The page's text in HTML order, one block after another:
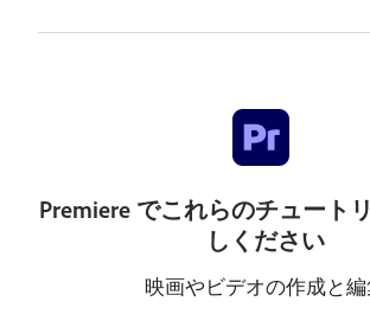
Premiere でこれらのチュート
しください
映画やビデオの作成と